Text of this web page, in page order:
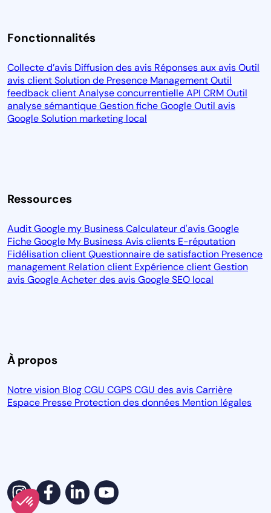
Fonctionnalités
Collecte d’avis Diffusion des avis Réponses aux avisOutil
avis clientSolution de Presence ManagementOutil
feedback clientAnalyse concurrentielleAPI CRMOutil
analyse sémantiqueGestion fiche GoogleOutil avis
GoogleSolution marketing local
Ressources
Audit Google my BusinessCalculateur d'avis Google
Fiche Google My BusinessAvis clients E-réputation
Fidélisation clientQuestionnaire de satisfaction Presence
management Relation client Expérience clientGestion
avis GoogleAcheter des avis GoogleSEO local
À propos
Notre vision BlogCGU CGPSCGU des avisCarrière
Espace Presse Protection des données Mention légales